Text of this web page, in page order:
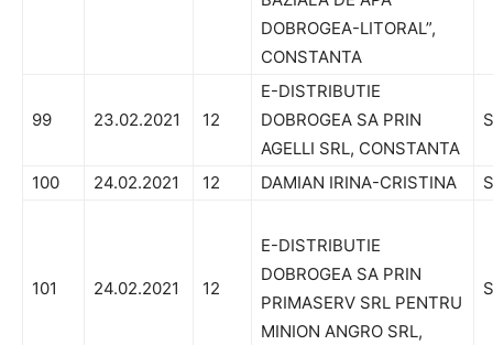
DOBROGEA-LITORAL”,
CONSTANTA
99 23.02.2021 12
E-DISTRIBUTIE
DOBROGEA SA PRIN
AGELLI SRL, CONSTANTA
100 24.02.2021 12 DAMIAN IRINA-CRISTINA
101 24.02.2021 12
E-DISTRIBUTIE
DOBROGEA SA PRIN
PRIMASERV SRL PENTRU
MINION ANGRO SRL,